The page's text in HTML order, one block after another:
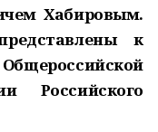
Хабировым.
к
Российского